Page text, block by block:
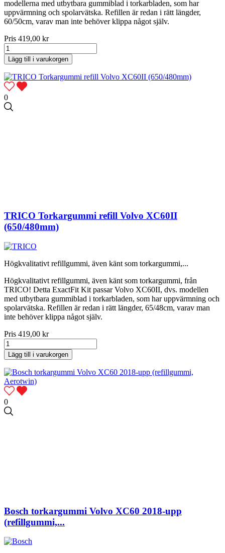
modellerna med utbytbara gummiblad i torkarbladen, som har
uppvärmning och spolarvätska. Refillen är redan i rätt längder,
60/50cm, varav man inte behöver klippa något själv.
Pris 419,00 kr
Lägg till i varukorgen
0
TRICO Torkargummi refill Volvo XC60II
(650/480mm)
Högkvalitativt refillgummi, även känt som torkargummi,...
Högkvalitativt refillgummi, även känt som torkargummi, från
TRICO! Detta ExactFit Kit passar Volvo XC60II, dvs. modellen
med utbytbara gummiblad i torkarbladen, som har uppvärmning och
spolarvätska. Refillen är redan i rätt längder, 65/48cm, varav man
inte behöver klippa något själv.
Pris 419,00 kr
Lägg till i varukorgen
0
Bosch torkargummi Volvo XC60 2018-upp
(refillgummi,...